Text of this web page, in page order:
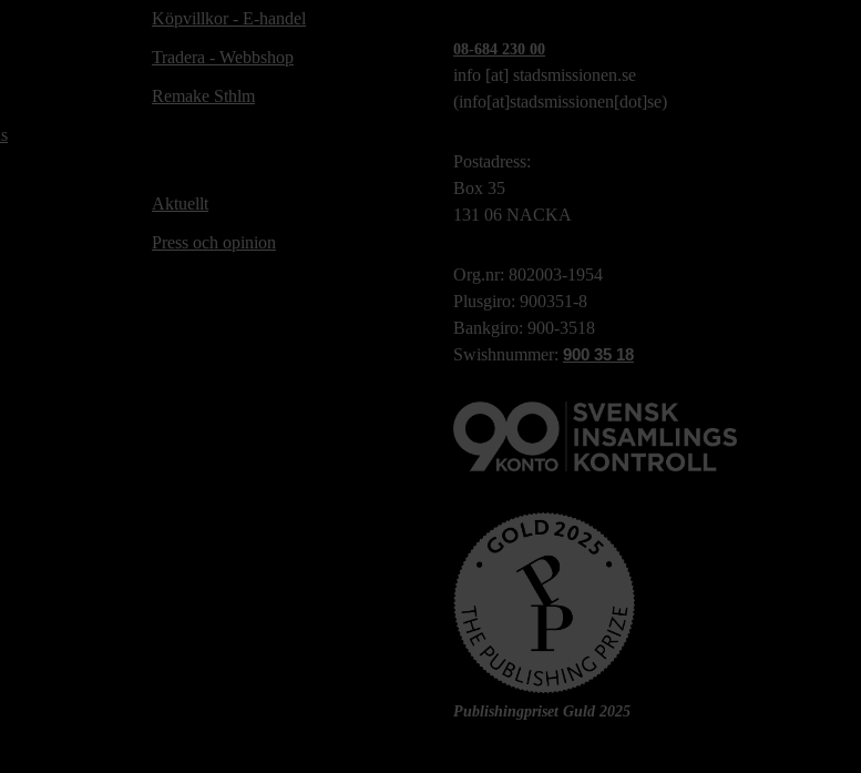
Köpvillkor - E-handel
Tradera - Webbshop
Remake Sthlm
Aktuellt
Press och opinion
08-684 230 00
info [at] stadsmissionen.se
(info[at]stadsmissionen[dot]se)
Postadress:
Box 35
131 06 NACKA
Org.nr: 802003-1954
Plusgiro: 900351-8
Bankgiro: 900-3518
Swishnummer: 900 35 18
Publishingpriset Guld 2025